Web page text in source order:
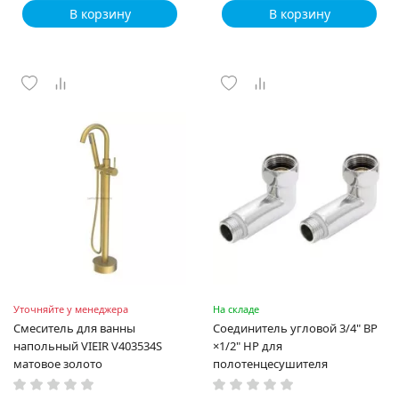
В корзину В корзину
Уточняйте у менеджера
Смеситель для ванны
напольный VIEIR V403534S
матовое золото
На складе
Соединитель угловой 3/4" ВР
×1/2" НР для
полотенцесушителя